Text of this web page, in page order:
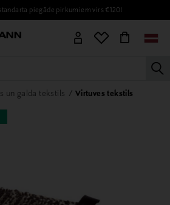
piegāde pirkumiem virs €120!
VĪRIEŠIEM BĒRNIEM MĀJAI
un galda tekstils Virtuves tekstils